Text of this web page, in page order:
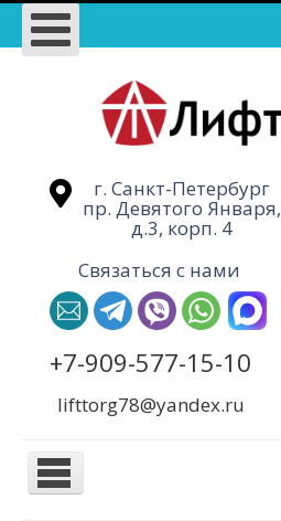
г. Санкт-Петербург
пр. Девятого Января,
д.3, корп. 4
Связаться с нами
+7-909-577-15-10
lifttorg78@yandex.ru
TPL_PROTOSTAR_TOGGLE_MENU